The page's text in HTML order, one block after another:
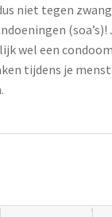
niet tegen
wel een
tijdens je